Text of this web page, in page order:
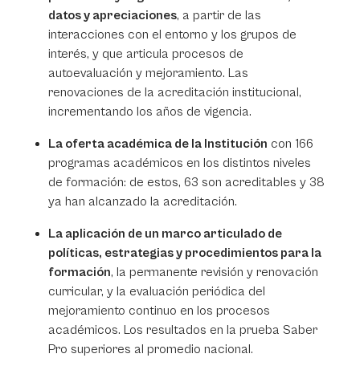
datos y apreciaciones, a partir de las
interacciones con el entorno y los grupos de
interés, y que articula procesos de
autoevaluación y mejoramiento. Las
renovaciones de la acreditación institucional,
incrementando los años de vigencia.
La oferta académica de la Institución con 166
programas académicos en los distintos niveles
de formación: de estos, 63 son acreditables y 38
ya han alcanzado la acreditación.
La aplicación de un marco articulado de
políticas, estrategias y procedimientos para la
formación, la permanente revisión y renovación
curricular, y la evaluación periódica del
mejoramiento continuo en los procesos
académicos. Los resultados en la prueba Saber
Pro superiores al promedio nacional.